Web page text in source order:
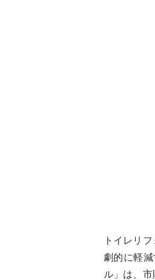
トイレリ
劇的に軽
ル」は、